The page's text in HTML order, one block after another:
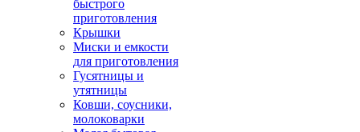
быстрого
приготовления
Крышки
Миски и емкости
для приготовления
Гусятницы и
утятницы
Ковши, соусники,
молоковарки